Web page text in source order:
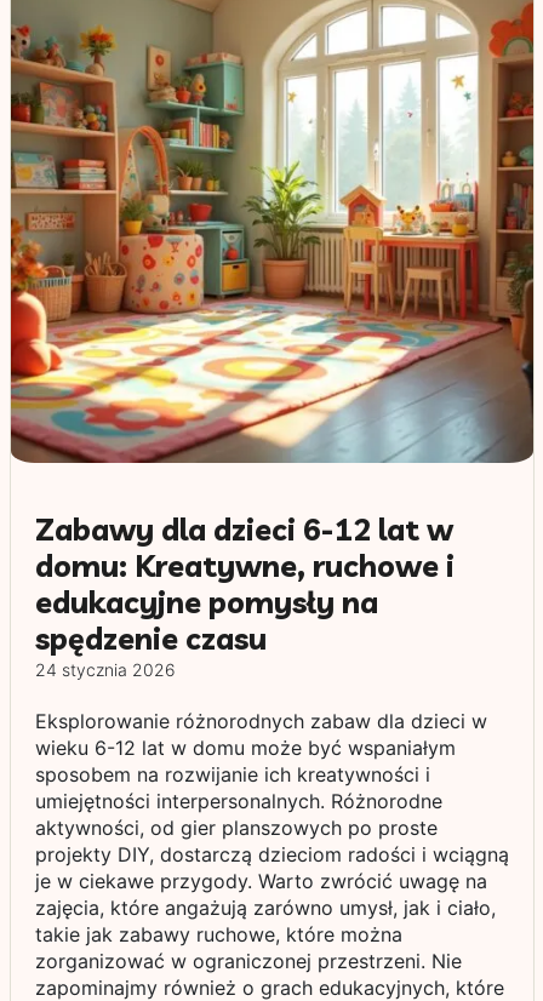
Zabawy dla dzieci 6-12 lat w
domu: Kreatywne, ruchowe i
edukacyjne pomysły na
spędzenie czasu
24 stycznia 2026
Eksplorowanie różnorodnych zabaw dla dzieci w
wieku 6-12 lat w domu może być wspaniałym
sposobem na rozwijanie ich kreatywności i
umiejętności interpersonalnych. Różnorodne
aktywności, od gier planszowych po proste
projekty DIY, dostarczą dzieciom radości i wciągną
je w ciekawe przygody. Warto zwrócić uwagę na
zajęcia, które angażują zarówno umysł, jak i ciało,
takie jak zabawy ruchowe, które można
zorganizować w ograniczonej przestrzeni. Nie
zapominajmy również o grach edukacyjnych, które